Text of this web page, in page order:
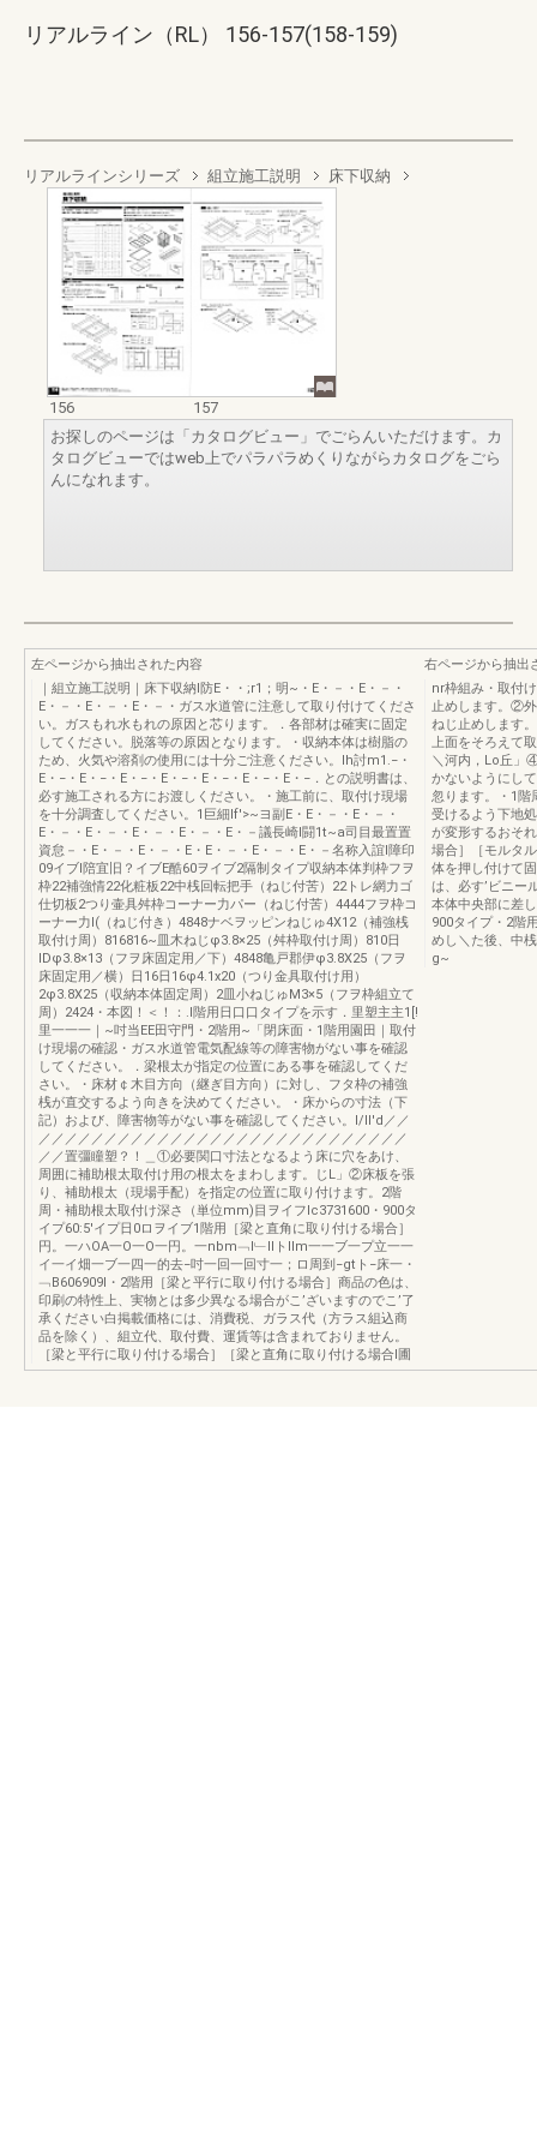
リアルライン（RL） 156-157(158-159)
リアルラインシリーズ 組立施工説明 床下収納
156
157
お探しのページは「カタログビュー」でごらんいただけます。カ
タログビューではweb上でパラパラめくりながらカタログをごら
んになれます。
左ページから抽出された内容
｜組立施工説明｜床下収納I防E・・;r1；明~・E・－・E・－・
E・－・E・－・E・－・ガス水道管に注意して取り付けてくださ
い。ガスもれ水もれの原因と芯ります。．各部材は確実に固定
してください。脱落等の原因となります。・収納本体は樹脂の
ため、火気や溶剤の使用には十分ご注意ください。Ih討m1.−・
E・−・E・−・E・−・E・−・E・−・E・−・E・−．との説明書は、
必す施工される方にお渡しください。・施工前に、取付け現場
を十分調査してください。1巨細If'>~ヨ副E・E・－・E・－・
E・－・E・－・E・－・E・－・E・－議長崎I闘1t~a司目最置置
資怠－・E・－・E・－・E・E・－・E・－・E・－名称入誼l障印
09イブl陪宜旧？イブE酷60ヲイブ2隔制タイプ収納本体判枠フヲ
枠22補強情22化粧板22中桟回転把手（ねじ付苦）22トレ網力ゴ
仕切板2つり壷具舛枠コーナー力パー（ねじ付苦）4444フヲ枠コ
ーナー力I(（ねじ付き）4848ナベヲッピンねじゅ4X12（補強桟
取付け周）816816~皿木ねじφ3.8×25（舛枠取付け周）810日
IDφ3.8×13（フヲ床固定用／下）4848亀戸郡伊φ3.8X25（フヲ
床固定用／横）日16日16φ4.1x20（つり金具取付け用）
2φ3.8X25（収納本体固定周）2皿小ねじゅM3×5（フヲ枠組立て
周）2424・本図！＜！：.l階用日口口タイプを示す．里塑主主1[!
里一一一｜~吋当EE田守門・2階用~「閉床面・1階用園田｜取付
け現場の確認・ガス水道管電気配線等の障害物がない事を確認
してください。．梁根太が指定の位置にある事を確認してくだ
さい。・床材￠木目方向（継ぎ目方向）に対し、フタ枠の補強
桟が直交するよう向きを決めてください。・床からの寸法（下
記）および、障害物等がない事を確認してください。I/II'd／／
／／／／／／／／／／／／／／／／／／／／／／／／／／／／
／／置彊瞳塑？！＿①必要関口寸法となるよう床に穴をあけ、
周囲に補助根太取付け用の根太をまわします。じL」②床板を張
り、補助根太（現場手配）を指定の位置に取り付けます。2階
周・補助根太取付け深さ（単位mm)目ヲイフIc3731600・900タ
イプ60:5'イプ日0ロヲイブ1階用［梁と直角に取り付ける場合］
円。一ハOA一O一O一円。一nbm﹁l﹂llトllm一一ブ一プ立一一
イ一イ畑一ブ一四一的去−吋一回一回寸一；ロ周到−gtト−床一・
﹁B606909l・2階用［梁と平行に取り付ける場合］商品の色は、
印刷の特性上、実物とは多少異なる場合がこ’ざいますのでこ’了
承ください白掲載価格には、消費税、ガラス代（方ラス組込商
品を除く）、組立代、取付費、運賃等は含まれておりません。
［梁と平行に取り付ける場合］［梁と直角に取り付ける場合l圃
右ページから抽出
nr枠組み・取付
止めします。②
ねじ止めします
上面をそろえて
＼河内，Lo丘」
かないようにし
忽ります。・1階
受けるよう下地
が変形するおそ
場合］［モルタ
体を押し付けて
は、必す’ビニー
本体中央部に差
900タイプ・2階
めし＼た後、中
g~